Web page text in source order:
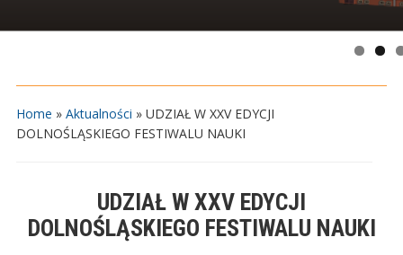
Home » Aktualności » UDZIAŁ W XXV EDYCJI
DOLNOŚLĄSKIEGO FESTIWALU NAUKI
UDZIAŁ W XXV EDYCJI
DOLNOŚLĄSKIEGO FESTIWALU NAUKI